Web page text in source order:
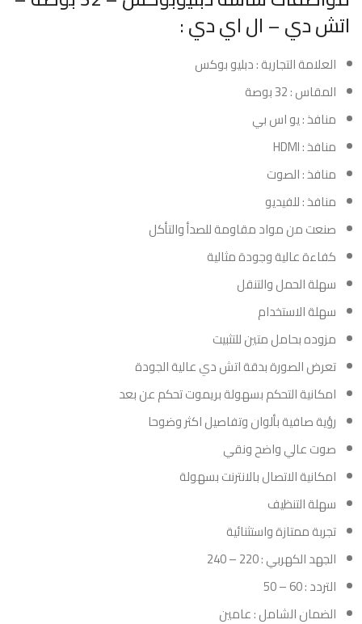
اتش دي – ال اي دي :
العلامة التجارية : دبليو بوكس
المقاس : 32 بوصة
منافذ : يو اس بي
منافذ : HDMI
منافذ : الصوت
منافذ : للفيديو
صنعت من مواد مقاومة للصدأ والتأكل
كفاءة عالية وجودة مثالية
سهلة الحمل والتنقل
سهلة الاستخدام
مزوده بحامل متين للتثبيت
تعرض الصورة بدقة اتش دي عالية الجودة
امكانية التحكم بسهولة بريموت تحكم عن بعد
رؤية صافية بألوان وتفاصيل اكثر وضوحا
صوت عالي واضح ونقي
امكانية الاتصال بالانترنت بسهولة
سهلة التنظيف
تجربة ممتازة واستثنائية
الجهد الكهربي : 220 – 240
التردد : 60 – 50
الضمان الشامل : عامين